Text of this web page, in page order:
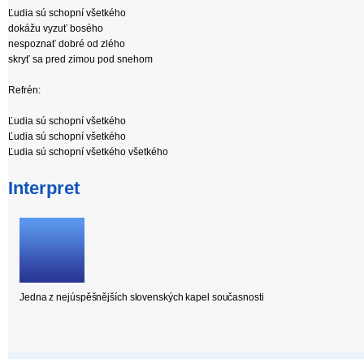
Ľudia sú schopní všetkého
dokážu vyzuť bosého
nespoznať dobré od zlého
skryť sa pred zimou pod snehom
Refrén:
Ľudia sú schopní všetkého
Ľudia sú schopní všetkého
Ľudia sú schopní všetkého všetkého
Interpret
Jedna z nejúspěšnějších slovenských kapel současnosti